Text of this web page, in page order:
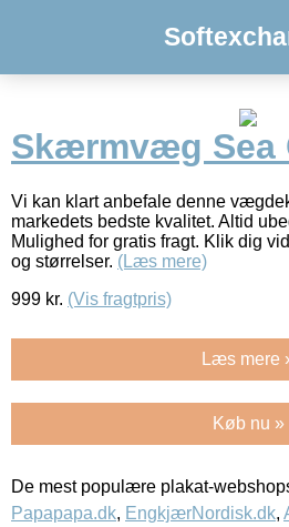
Skærmvæg Sea
Vi kan klart anbefale denne
markedets bedste kvalitet. Altid
Mulighed for gratis fragt. Klik dig
og størrelser. (Læs mere)
999 kr. (Vis fragtpris)
Læs mere
Køb nu »
De mest populære plakat-
Papapapa.dk, EngkjærNordisk.dk,